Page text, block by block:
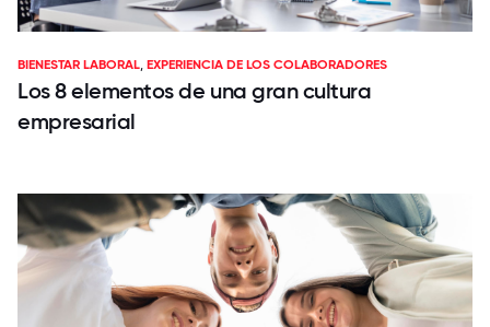
BIENESTAR LABORAL,EXPERIENCIA DE LOS COLABORADORES
Los 8 elementos de una gran cultura
empresarial